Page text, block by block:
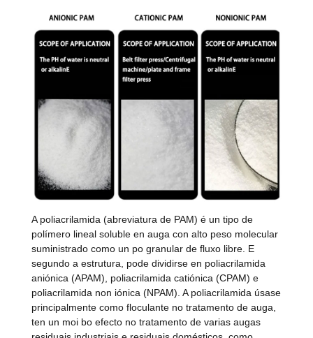
A poliacrilamida (abreviatura de PAM) é un tipo de
polímero lineal soluble en auga con alto peso molecular
suministrado como un po granular de fluxo libre. E
segundo a estrutura, pode dividirse en poliacrilamida
aniónica (APAM), poliacrilamida catiónica (CPAM) e
poliacrilamida non iónica (NPAM). A poliacrilamida úsase
principalmente como floculante no tratamento de auga,
ten un moi bo efecto no tratamento de varias augas